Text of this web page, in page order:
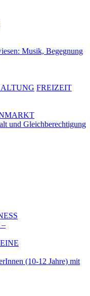
Musik, Begegnung
FREIZEIT
und Gleichberechtigung
(10-12 Jahre) mit